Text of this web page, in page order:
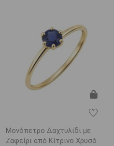
Μονόπετρο Δαχτυλίδι με
Ζαφείρι από Κίτρινο Χρυσό